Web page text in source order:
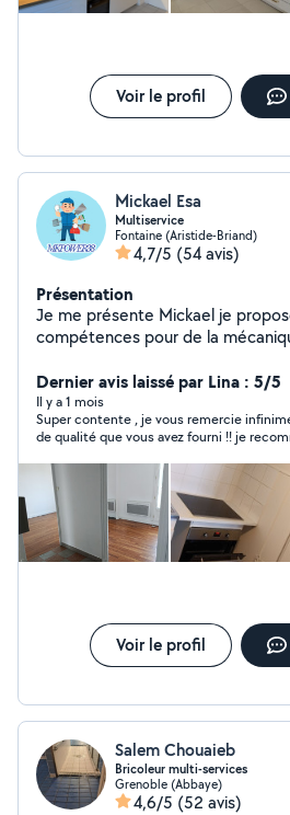
Voir le profil
Mickael Esa
Multiservice
Fontaine (Aristide-Briand)
4,7/5 (54 avis)
Présentation
Je me présente Mickael je
compétences pour de la
meuble déménagement jardinage
disposition
Dernier avis laissé par Lina : 5/5
Il y a 1 mois
Super contente , je vous remercie
de qualité que vous avez fourni !! je
Voir le profil
Salem Chouaieb
Bricoleur multi-services
Grenoble (Abbaye)
4,6/5 (52 avis)